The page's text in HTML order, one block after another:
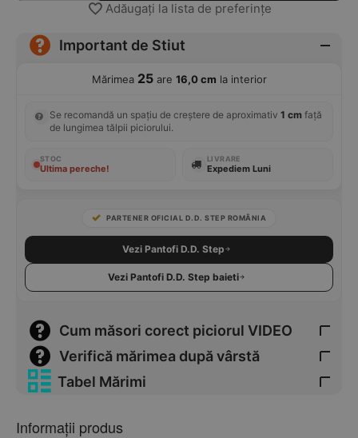
Adăugați la lista de preferințe
Important de Stiut
Mărimea 25are 16,0 cm la interior
Se recomandă un spațiu de creștere de aproximativ 1 cm față
de lungimea tălpii piciorului.
STOC
Ultima pereche!
LIVRARE
Expediem Luni
PARTENER OFICIAL D.D. STEP ROMÂNIA
Vezi Pantofi D.D. Step
Vezi Pantofi D.D. Step baieti
Cum măsori corect piciorul VIDEO
Verifică mărimea după vârstă
Tabel Mărimi
Informații produs